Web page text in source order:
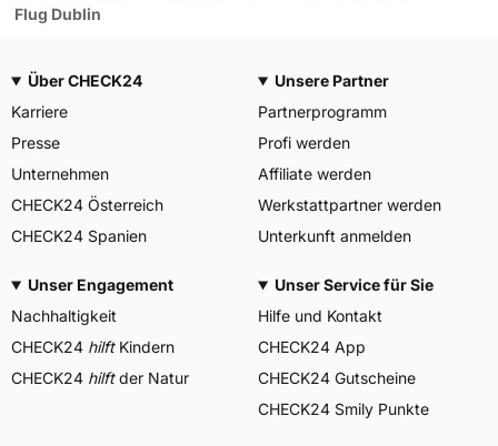
Flug Dublin
Über CHECK24
Karriere
Presse
Unternehmen
CHECK24 Österreich
CHECK24 Spanien
Unsere Partner
Partnerprogramm
Profi werden
Affiliate werden
Werkstattpartner werden
Unterkunft anmelden
Unser Engagement
Nachhaltigkeit
CHECK24 hilftKindern
CHECK24 hilftder Natur
Unser Service für Sie
Hilfe und Kontakt
CHECK24 App
CHECK24 Gutscheine
CHECK24 Smily Punkte